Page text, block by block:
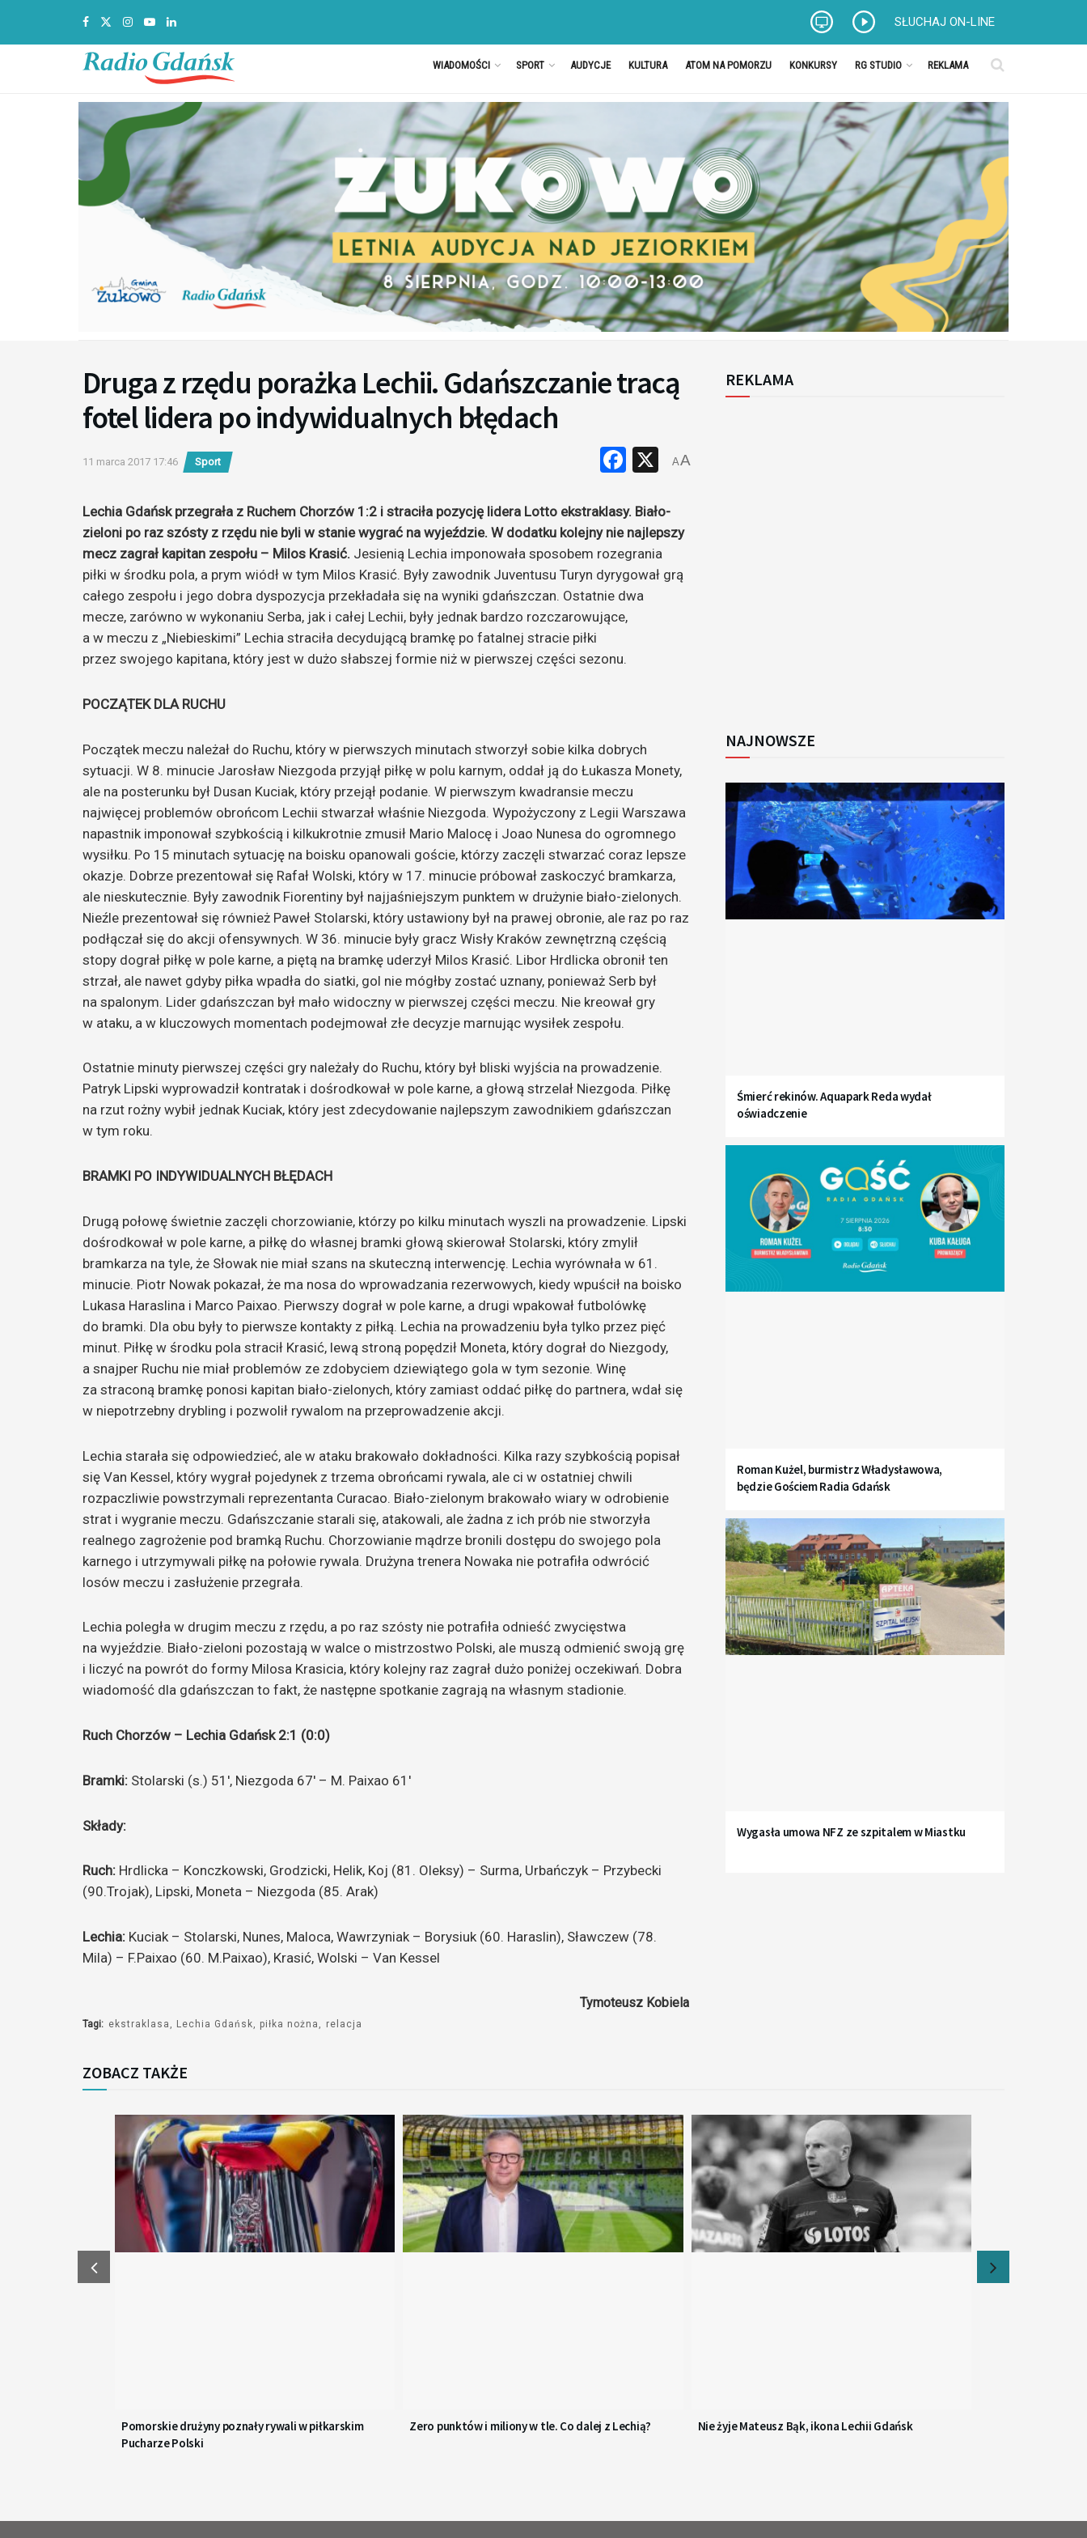
SŁUCHAJ ON-LINE
WIADOMOŚCI SPORT AUDYCJE KULTURA ATOM NA POMORZU KONKURSY RG STUDIO REKLAMA
Druga z rzędu porażka Lechii. Gdańszczanie tracą
fotel lidera po indywidualnych błędach
11 marca 2017 17:46 Sport Facebook
X
AA
Lechia Gdańsk przegrała z Ruchem Chorzów 1:2 i straciła pozycję lidera Lotto ekstraklasy. Biało-
zieloni po raz szósty z rzędu nie byli w stanie wygrać na wyjeździe. W dodatku kolejny nie najlepszy
mecz zagrał kapitan zespołu – Milos Krasić. Jesienią Lechia imponowała sposobem rozegrania
piłki w środku pola, a prym wiódł w tym Milos Krasić. Były zawodnik Juventusu Turyn dyrygował grą
całego zespołu i jego dobra dyspozycja przekładała się na wyniki gdańszczan. Ostatnie dwa
mecze, zarówno w wykonaniu Serba, jak i całej Lechii, były jednak bardzo rozczarowujące,
a w meczu z „Niebieskimi” Lechia straciła decydującą bramkę po fatalnej stracie piłki
przez swojego kapitana, który jest w dużo słabszej formie niż w pierwszej części sezonu.
POCZĄTEK DLA RUCHU
Początek meczu należał do Ruchu, który w pierwszych minutach stworzył sobie kilka dobrych
sytuacji. W 8. minucie Jarosław Niezgoda przyjął piłkę w polu karnym, oddał ją do Łukasza Monety,
ale na posterunku był Dusan Kuciak, który przejął podanie. W pierwszym kwadransie meczu
najwięcej problemów obrońcom Lechii stwarzał właśnie Niezgoda. Wypożyczony z Legii Warszawa
napastnik imponował szybkością i kilkukrotnie zmusił Mario Malocę i Joao Nunesa do ogromnego
wysiłku. Po 15 minutach sytuację na boisku opanowali goście, którzy zaczęli stwarzać coraz lepsze
okazje. Dobrze prezentował się Rafał Wolski, który w 17. minucie próbował zaskoczyć bramkarza,
ale nieskutecznie. Były zawodnik Fiorentiny był najjaśniejszym punktem w drużynie biało-zielonych.
Nieźle prezentował się również Paweł Stolarski, który ustawiony był na prawej obronie, ale raz po raz
podłączał się do akcji ofensywnych. W 36. minucie były gracz Wisły Kraków zewnętrzną częścią
stopy dograł piłkę w pole karne, a piętą na bramkę uderzył Milos Krasić. Libor Hrdlicka obronił ten
strzał, ale nawet gdyby piłka wpadła do siatki, gol nie mógłby zostać uznany, ponieważ Serb był
na spalonym. Lider gdańszczan był mało widoczny w pierwszej części meczu. Nie kreował gry
w ataku, a w kluczowych momentach podejmował złe decyzje marnując wysiłek zespołu.
Ostatnie minuty pierwszej części gry należały do Ruchu, który był bliski wyjścia na prowadzenie.
Patryk Lipski wyprowadził kontratak i dośrodkował w pole karne, a głową strzelał Niezgoda. Piłkę
na rzut rożny wybił jednak Kuciak, który jest zdecydowanie najlepszym zawodnikiem gdańszczan
w tym roku.
BRAMKI PO INDYWIDUALNYCH BŁĘDACH
Drugą połowę świetnie zaczęli chorzowianie, którzy po kilku minutach wyszli na prowadzenie. Lipski
dośrodkował w pole karne, a piłkę do własnej bramki głową skierował Stolarski, który zmylił
bramkarza na tyle, że Słowak nie miał szans na skuteczną interwencję. Lechia wyrównała w 61.
minucie. Piotr Nowak pokazał, że ma nosa do wprowadzania rezerwowych, kiedy wpuścił na boisko
Lukasa Haraslina i Marco Paixao. Pierwszy dograł w pole karne, a drugi wpakował futbolówkę
do bramki. Dla obu były to pierwsze kontakty z piłką. Lechia na prowadzeniu była tylko przez pięć
minut. Piłkę w środku pola stracił Krasić, lewą stroną popędził Moneta, który dograł do Niezgody,
a snajper Ruchu nie miał problemów ze zdobyciem dziewiątego gola w tym sezonie. Winę
za straconą bramkę ponosi kapitan biało-zielonych, który zamiast oddać piłkę do partnera, wdał się
w niepotrzebny drybling i pozwolił rywalom na przeprowadzenie akcji.
Lechia starała się odpowiedzieć, ale w ataku brakowało dokładności. Kilka razy szybkością popisał
się Van Kessel, który wygrał pojedynek z trzema obrońcami rywala, ale ci w ostatniej chwili
rozpaczliwie powstrzymali reprezentanta Curacao. Biało-zielonym brakowało wiary w odrobienie
strat i wygranie meczu. Gdańszczanie starali się, atakowali, ale żadna z ich prób nie stworzyła
realnego zagrożenie pod bramką Ruchu. Chorzowianie mądrze bronili dostępu do swojego pola
karnego i utrzymywali piłkę na połowie rywala. Drużyna trenera Nowaka nie potrafiła odwrócić
losów meczu i zasłużenie przegrała.
Lechia poległa w drugim meczu z rzędu, a po raz szósty nie potrafiła odnieść zwycięstwa
na wyjeździe. Biało-zieloni pozostają w walce o mistrzostwo Polski, ale muszą odmienić swoją grę
i liczyć na powrót do formy Milosa Krasicia, który kolejny raz zagrał dużo poniżej oczekiwań. Dobra
wiadomość dla gdańszczan to fakt, że następne spotkanie zagrają na własnym stadionie.
Ruch Chorzów – Lechia Gdańsk 2:1 (0:0)
Bramki: Stolarski (s.) 51′, Niezgoda 67′ – M. Paixao 61′
Składy:
Ruch: Hrdlicka – Konczkowski, Grodzicki, Helik, Koj (81. Oleksy) – Surma, Urbańczyk – Przybecki
(90.Trojak), Lipski, Moneta – Niezgoda (85. Arak)
Lechia: Kuciak – Stolarski, Nunes, Maloca, Wawrzyniak – Borysiuk (60. Haraslin), Sławczew (78.
Mila) – F.Paixao (60. M.Paixao), Krasić, Wolski – Van Kessel
Tymoteusz Kobiela
Tagi: ekstraklasa Lechia Gdańsk piłka nożna relacja
REKLAMA
NAJNOWSZE
Śmierć rekinów. Aquapark Reda wydał
oświadczenie
Roman Kużel, burmistrz Władysławowa,
będzie Gościem Radia Gdańsk
Wygasła umowa NFZ ze szpitalem w Miastku
ZOBACZ TAKŻE
Pomorskie drużyny poznały rywali w piłkarskim
Pucharze Polski
Zero punktów i miliony w tle. Co dalej z Lechią? Nie żyje Mateusz Bąk, ikona Lechii Gdańsk